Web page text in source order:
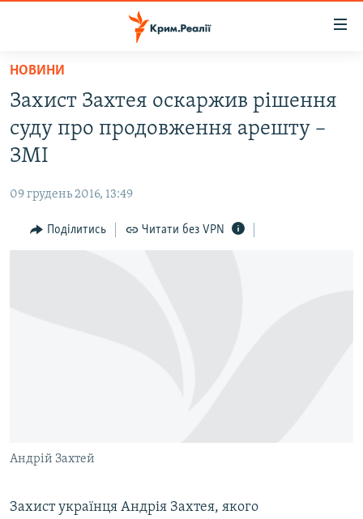
Перейти
основного
матеріалу
Перейти
до
основної
навігації
Перейти
до
ВІДЕО ТА ФОТО
БЛОГИ
ПОГЛЯД
ІНФОГРАФІКА
ДОЛУЧАЙСЯ!
НОВИНИ
Захист Захтея оскаржив рішення
суду про продовження арешту –
ЗМІ
09 грудень 2016, 13:49
Поділитись Читати без VPN
Андрій Захтей
Захист українця Андрія Захтея, якого